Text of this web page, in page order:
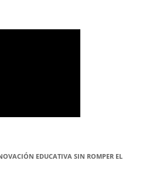
EDUCATIVA SIN ROMPER EL